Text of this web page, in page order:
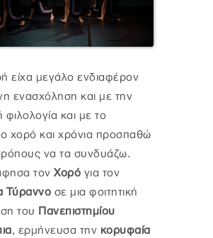
είχα μεγάλο ενδιαφέρον
ενασχόληση και με την
φιλολογία και με το
χορό και χρόνια προσπαθώ
να τα συνδυάζω.
τον Χορό για τον
Τύραννο σε μια φοιτητική
του Πανεπιστημίου
, ερμήνευσα την κορυφαία